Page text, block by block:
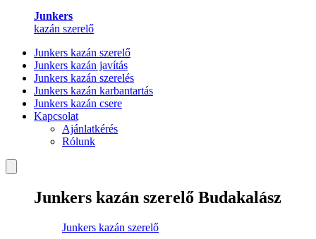
Junkers
kazán szerelő
Junkers kazán szerelő
Junkers kazán javítás
Junkers kazán szerelés
Junkers kazán karbantartás
Junkers kazán csere
Kapcsolat
Ajánlatkérés
Rólunk
Junkers kazán szerelő Budakalász
Junkers kazán szerelő